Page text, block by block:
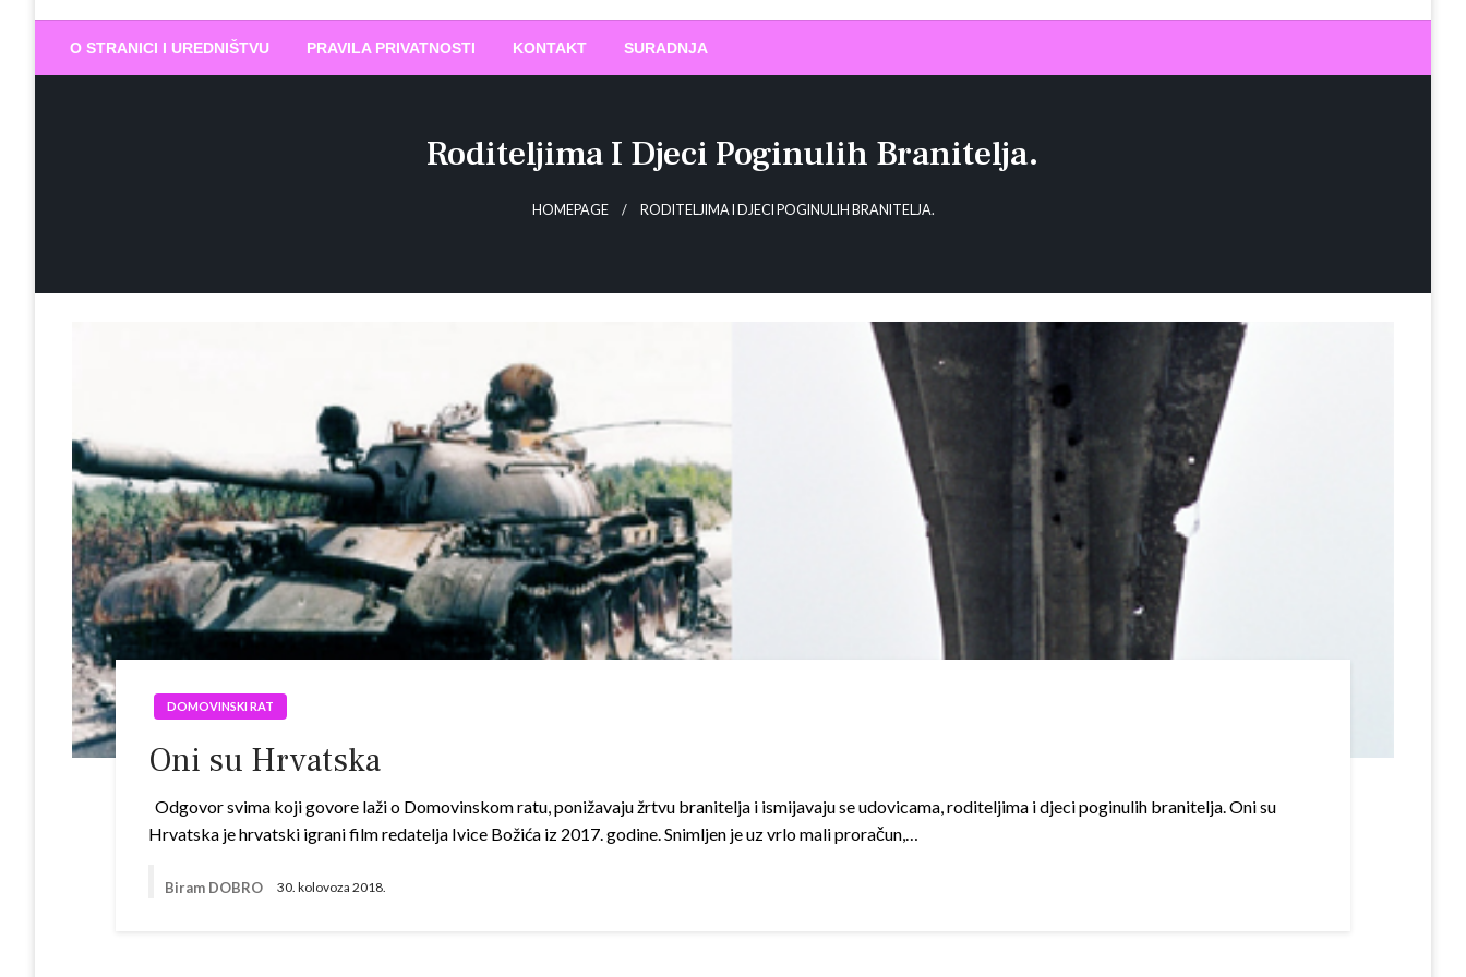
Biram DOBRO
O STRANICI I UREDNIŠTVU PRAVILA PRIVATNOSTI KONTAKT SURADNJA
Roditeljima I Djeci Poginulih Branitelja.
HOMEPAGE RODITELJIMA I DJECI POGINULIH BRANITELJA.
DOMOVINSKI RAT
Oni su Hrvatska
Odgovor svima koji govore laži o Domovinskom ratu, ponižavaju žrtvu branitelja i ismijavaju se udovicama, roditeljima i djeci poginulih branitelja. Oni su
Hrvatska je hrvatski igrani film redatelja Ivice Božića iz 2017. godine. Snimljen je uz vrlo mali proračun,…
Biram DOBRO 30. kolovoza 2018.